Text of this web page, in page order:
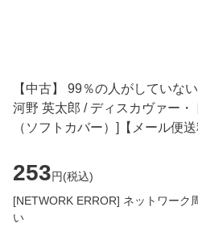
【中古】 99％の人がしていな
河野 英太郎 / ディスカヴァー
（ソフトカバー）]【メール便送
253円(税込)
[NETWORK ERROR] ネットワーク
い